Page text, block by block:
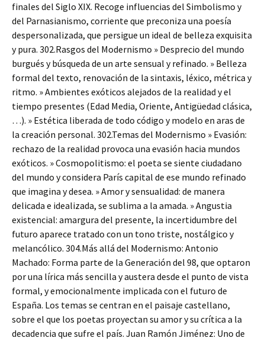
finales del Siglo XIX. Recoge influencias del Simbolismo y
del Parnasianismo, corriente que preconiza una poesía
despersonalizada, que persigue un ideal de belleza exquisita
y pura. 302.Rasgos del Modernismo » Desprecio del mundo
burgués y búsqueda de un arte sensual y refinado. » Belleza
formal del texto, renovación de la sintaxis, léxico, métrica y
ritmo. » Ambientes exóticos alejados de la realidad y el
tiempo presentes (Edad Media, Oriente, Antigüedad clásica,
…). » Estética liberada de todo código y modelo en aras de
la creación personal. 302.Temas del Modernismo » Evasión:
rechazo de la realidad provoca una evasión hacia mundos
exóticos. » Cosmopolitismo: el poeta se siente ciudadano
del mundo y considera París capital de ese mundo refinado
que imagina y desea. » Amor y sensualidad: de manera
delicada e idealizada, se sublima a la amada. » Angustia
existencial: amargura del presente, la incertidumbre del
futuro aparece tratado con un tono triste, nostálgico y
melancólico. 304.Más allá del Modernismo: Antonio
Machado: Forma parte de la Generación del 98, que optaron
por una lírica más sencilla y austera desde el punto de vista
formal, y emocionalmente implicada con el futuro de
España. Los temas se centran en el paisaje castellano,
sobre el que los poetas proyectan su amor y su crítica a la
decadencia que sufre el país. Juan Ramón Jiménez: Uno de